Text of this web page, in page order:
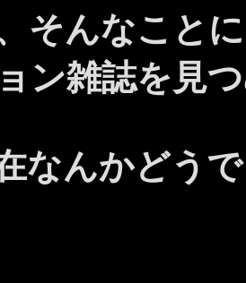
そんなこと
ン雑誌を見
なんかどう